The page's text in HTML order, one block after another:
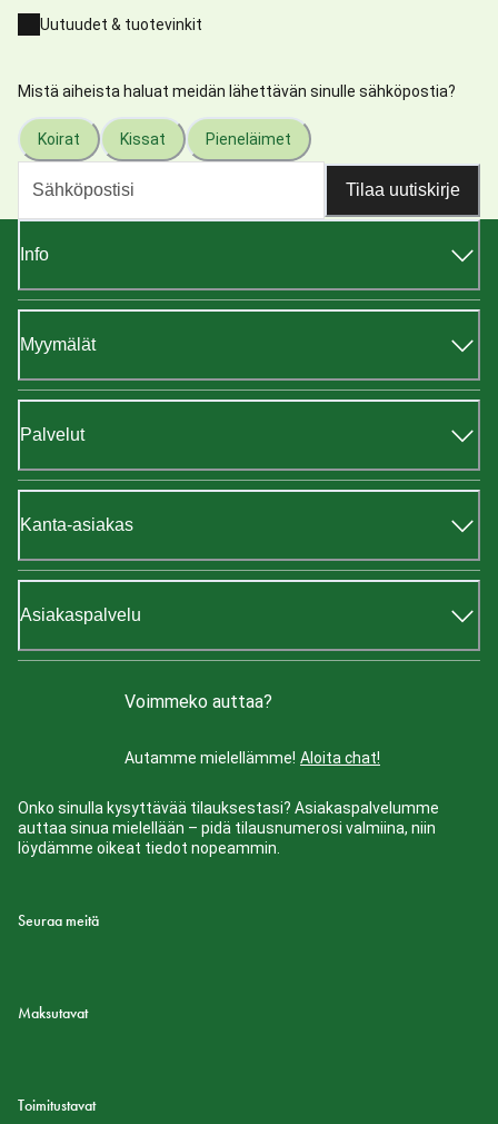
Uutuudet & tuotevinkit
Mistä aiheista haluat meidän lähettävän sinulle sähköpostia?
Koirat Kissat Pieneläimet
Tilaa uutiskirje
Info
Myymälät
Palvelut
Kanta-asiakas
Asiakaspalvelu
Voimmeko auttaa?
Autamme mielellämme! Aloita chat!
Onko sinulla kysyttävää tilauksestasi? Asiakaspalvelumme
auttaa sinua mielellään – pidä tilausnumerosi valmiina, niin
löydämme oikeat tiedot nopeammin.
Seuraa meitä
Maksutavat
Toimitustavat